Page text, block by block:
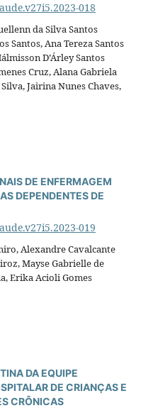
018
da Silva Santos
Santos, Ana Tereza Santos
D’Árley Santos
Cruz, Alana Gabriela
Jairina Nunes Chaves,
DE ENFERMAGEM
DEPENDENTES DE
019
Alexandre Cavalcante
Mayse Gabrielle de
Erika Acioli Gomes
DA EQUIPE
DE CRIANÇAS E
CRÔNICAS